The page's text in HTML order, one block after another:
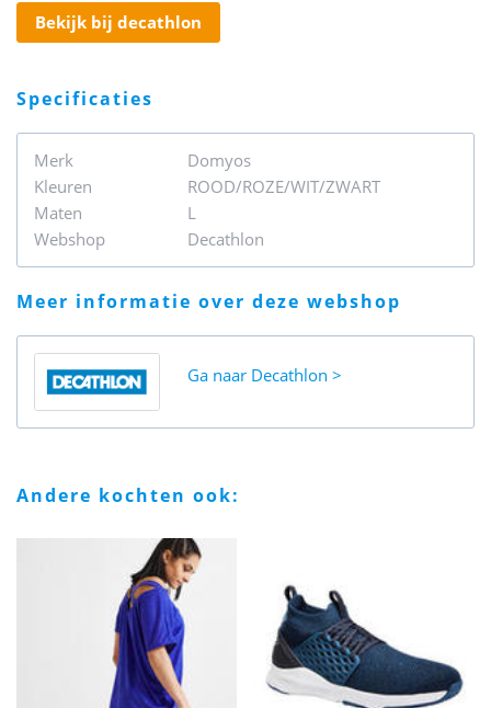
bekijk bij decathlon
specificaties
Merk
Domyos
Kleuren
ROOD/ROZE/WIT/ZWART
Maten
L
Webshop
Decathlon
meer informatie over deze webshop
Ga naar Decathlon
andere kochten ook: